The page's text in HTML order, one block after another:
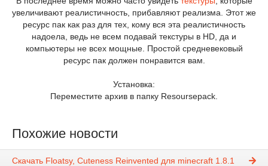
увеличивают реалистичность, прибавляют реализма. Этот же
ресурс пак как раз для тех, кому вся эта реалистичность
надоела, ведь не всем подавай текстуры в HD, да и
компьютеры не всех мощные. Простой средневековый
ресурс пак должен понравится вам.
Установка:
Переместите архив в папку Resoursepack.
Похожие новости
Скачать Floatsy, Cuteness Reinvented для minecraft 1.8.1